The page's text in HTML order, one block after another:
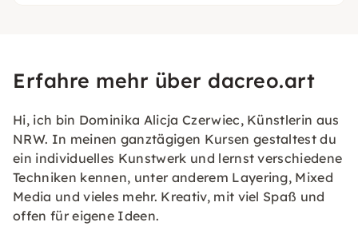
Erfahre mehr über dacreo.art
Hi, ich bin Dominika Alicja Czerwiec, Künstlerin aus
NRW. In meinen ganztägigen Kursen gestaltest du
ein individuelles Kunstwerk und lernst verschiedene
Techniken kennen, unter anderem Layering, Mixed
Media und vieles mehr. Kreativ, mit viel Spaß und
offen für eigene Ideen.